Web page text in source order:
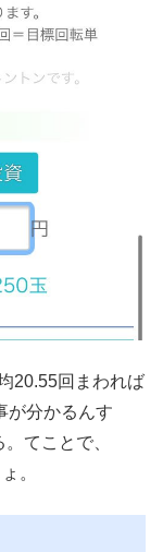
20.55回まわれば
が分かるんす
てことで、
。